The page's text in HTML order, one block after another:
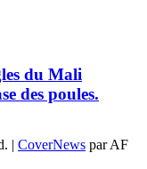
du Mali
des poules.
| CoverNews par AF